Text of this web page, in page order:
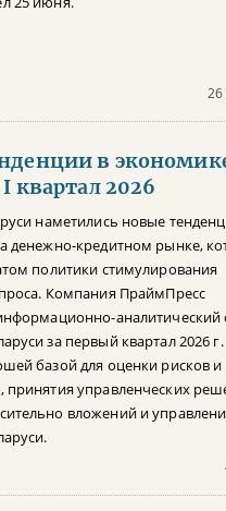
в
квартал 2026
наметились новые
денежно-кредитном рынке,
политики стимулирования
Компания ПраймПресс
аналитический
за первый квартал 2026
базой для оценки рисков и
принятия управленческих
вложений и